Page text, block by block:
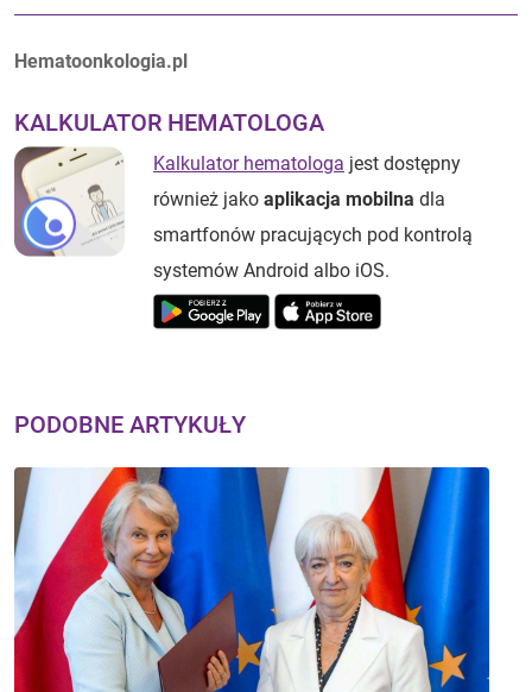
Autorzy:
Hematoonkologia.pl
KALKULATOR HEMATOLOGA
Kalkulator hematologa jest dostępny
również jako aplikacja mobilna dla
smartfonów pracujących pod kontrolą
systemów Android albo iOS.
PODOBNE ARTYKUŁY